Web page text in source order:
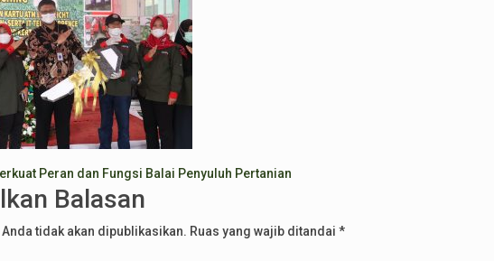
Peran dan Fungsi Balai Penyuluh Pertanian
Balasan
tidak akan dipublikasikan. Ruas yang wajib ditandai *